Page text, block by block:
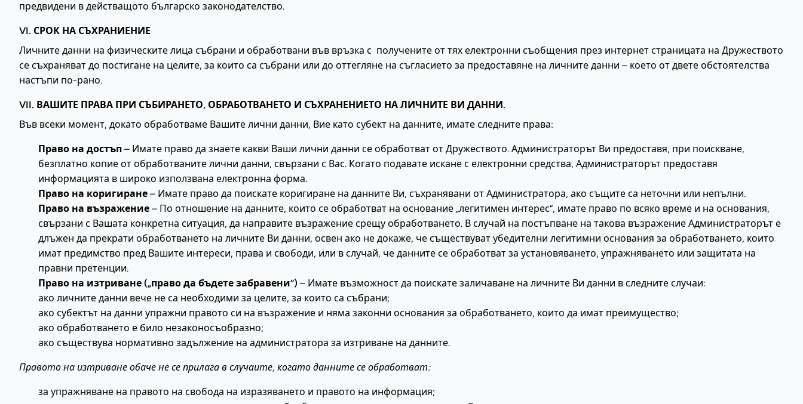
предвидени в действащото българско законодателство.
VI. СРОК НА СЪХРАНИЕНИЕ
Личните данни на физическите лица събрани и обработвани във връзка с получените от тях електронни съобщения през интернет страницата на Дружеството
се съхраняват до постигане на целите, за които са събрани или до оттегляне на съгласието за предоставяне на личните данни – което от двете обстоятелства
настъпи по-рано.
VII. ВАШИТЕ ПРАВА ПРИ СЪБИРАНЕТО, ОБРАБОТВАНЕТО И СЪХРАНЕНИЕТО НА ЛИЧНИТЕ ВИ ДАННИ.
Във всеки момент, докато обработваме Вашите лични данни, Вие като субект на данните, имате следните права:
Право на достъп – Имате право да знаете какви Ваши лични данни се обработват от Дружеството. Администраторът Ви предоставя, при поискване,
безплатно копие от обработваните лични данни, свързани с Вас. Когато подавате искане с електронни средства, Администраторът предоставя
информацията в широко използвана електронна форма.
Право на коригиране – Имате право да поискате коригиране на данните Ви, съхранявани от Администратора, ако същите са неточни или непълни.
Право на възражение – По отношение на данните, които се обработват на основание „легитимен интерес“, имате право по всяко време и на основания,
свързани с Вашата конкретна ситуация, да направите възражение срещу обработването. В случай на постъпване на такова възражение Администраторът е
длъжен да прекрати обработването на личните Ви данни, освен ако не докаже, че съществуват убедителни легитимни основания за обработването, които
имат предимство пред Вашите интереси, права и свободи, или в случай, че данните се обработват за установяването, упражняването или защитата на
правни претенции.
Право на изтриване („право да бъдете забравени“) – Имате възможност да поискате заличаване на личните Ви данни в следните случаи:
ако личните данни вече не са необходими за целите, за които са събрани;
ако субектът на данни упражни правото си на възражение и няма законни основания за обработването, които да имат преимущество;
ако обработването е било незаконосъобразно;
ако съществува нормативно задължение на администратора за изтриване на данните.
Правото на изтриване обаче не се прилага в случаите, когато данните се обработват:
за упражняване на правото на свобода на изразяването и правото на информация;